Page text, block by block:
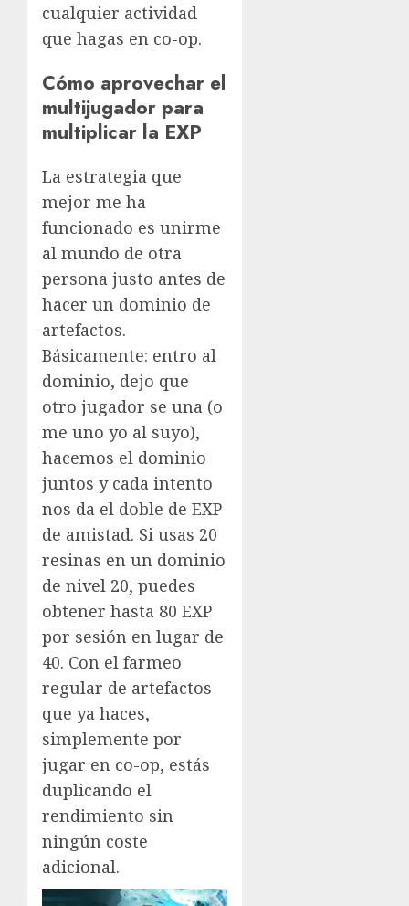
cualquier actividad
que hagas en co-op.
Cómo aprovechar el
multijugador para
multiplicar la EXP
La estrategia que
mejor me ha
funcionado es unirme
al mundo de otra
persona justo antes de
hacer un dominio de
artefactos.
Básicamente: entro al
dominio, dejo que
otro jugador se una (o
me uno yo al suyo),
hacemos el dominio
juntos y cada intento
nos da el doble de EXP
de amistad. Si usas 20
resinas en un dominio
de nivel 20, puedes
obtener hasta 80 EXP
por sesión en lugar de
40. Con el farmeo
regular de artefactos
que ya haces,
simplemente por
jugar en co-op, estás
duplicando el
rendimiento sin
ningún coste
adicional.